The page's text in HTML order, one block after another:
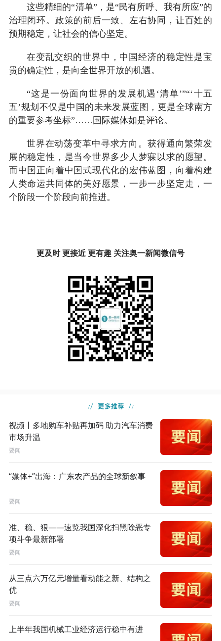
这些精细的“清单”，是“民有所呼、我有所应”的
治理闭环。政策的前后一致、左右协同，让百姓的
预期稳定，让社会的信心坚定。
在变乱交织的世界中，中国经济的稳定性是宝
贵的确定性，是向全世界开放的机遇。
“这是一份面向世界的发展机遇‘清单’”“‘十五
五’规划不仅是中国的未来发展蓝图，更是全球南方
的重要参考坐标”……国际媒体如是评论。
世界在动荡变革中寻求方向。获得通向繁荣发
展的稳定性，是当今世界多少人梦寐以求的愿望。
而中国正向着中国式现代化的宏伟蓝图，向着构建
人类命运共同体的美好愿景，一步一步坚定走，一
个阶段一个阶段向前推进。
更及时 更接近 更有趣 关注奥一新闻微信号
视频丨多地购车补贴再加码 助力汽车消费
市场升温
要闻
“媒体+”出海：广东农产品的全球新叙事
要闻
准、稳、狠——速览我国深化扫黑除恶专
项斗争最新部署
要闻
从三点六万亿元增量看动能之新、结构之
优
要闻
上半年我国机械工业经济运行稳中有进